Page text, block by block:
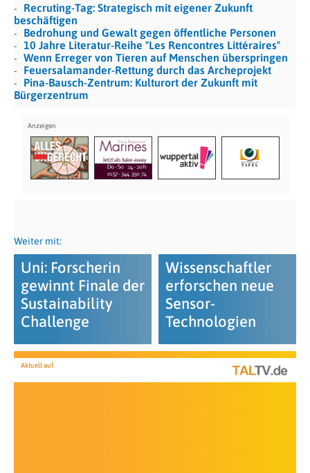
Recruting-Tag: Strategisch mit eigener Zukunft
beschäftigen
Bedrohung und Gewalt gegen öffentliche Personen
10 Jahre Literatur-Reihe "Les Rencontres Littéraires"
Wenn Erreger von Tieren auf Menschen überspringen
Feuersalamander-Rettung durch das Archeprojekt
Pina-Bausch-Zentrum: Kulturort der Zukunft mit
Bürgerzentrum
Weiter mit:
Uni: Forscherin
gewinnt Finale der
Sustainability
Challenge
Wissenschaftler
erforschen neue
Sensor-
Technologien
Aktuell auf